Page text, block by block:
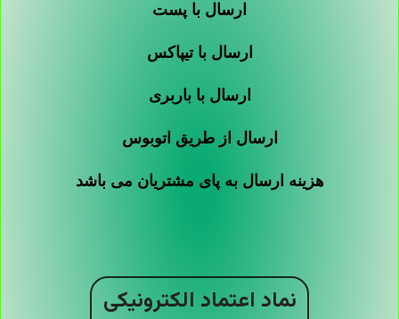
ارسال با پست
ارسال با تیپاکس
ارسال با باربری
ارسال از طریق اتوبوس
هزینه ارسال به پای مشتریان می باشد
نماد اعتماد الکترونیکی